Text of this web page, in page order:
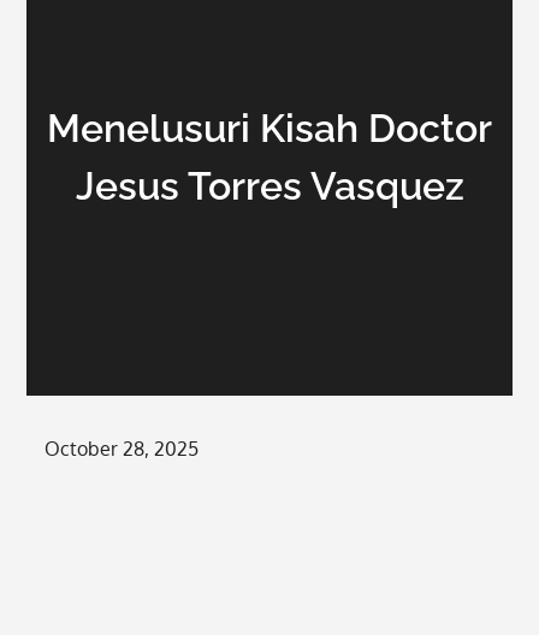
Menelusuri Kisah Doctor
Jesus Torres Vasquez
Posted
October 28, 2025